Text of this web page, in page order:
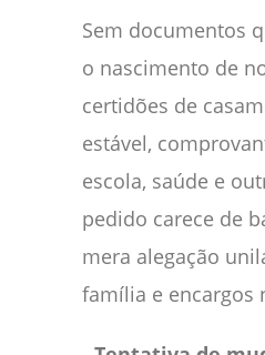
Sem documentos
o nascimento de
certidões de
estável,
escola, saúde e
pedido carece de
mera alegação
família e encargos